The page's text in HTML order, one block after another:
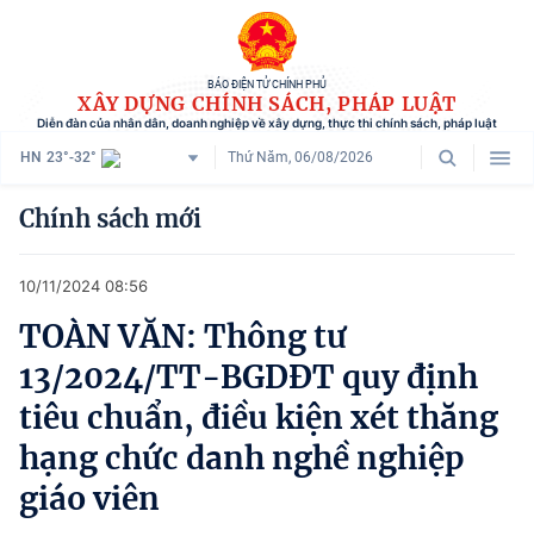
BÁO ĐIỆN TỬ CHÍNH PHỦ
XÂY DỰNG CHÍNH SÁCH, PHÁP LUẬT
Diễn đàn của nhân dân, doanh nghiệp về xây dựng, thực thi chính sách, pháp luật
HN 23°-32° Thứ Năm, 06/08/2026
Danh mục
Tham vấn chính sách
Người dân góp ý
Doanh nghiệp hiến kế
Chính sách và cuộc sống
Chính sách mới
10/11/2024 08:56
TOÀN VĂN: Thông tư
13/2024/TT-BGDĐT quy định
tiêu chuẩn, điều kiện xét thăng
hạng chức danh nghề nghiệp
giáo viên